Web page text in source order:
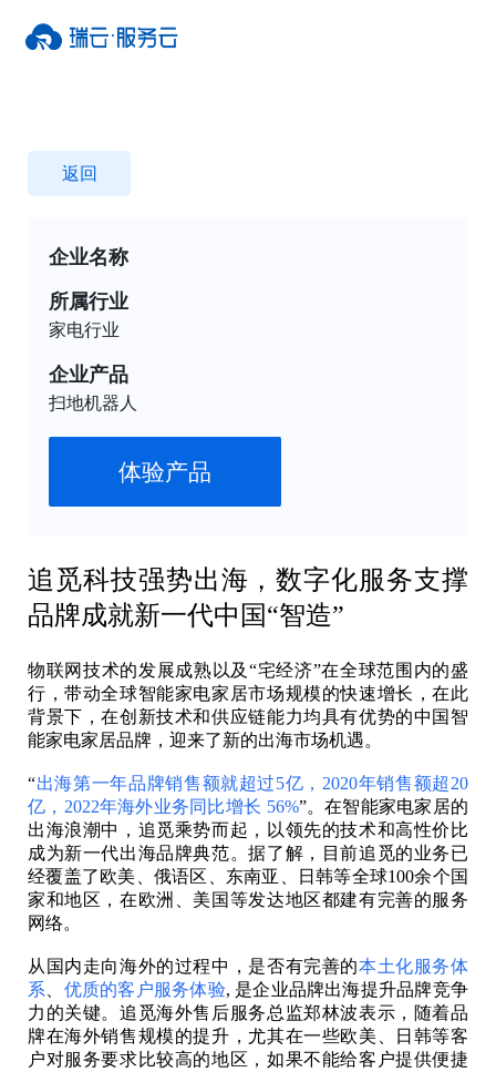
返回
企业名称
所属行业
家电行业
企业产品
扫地机器人
体验产品
追觅科技强势出海，数字化服务支撑
品牌成就新一代中国“智造”
物联网技术的发展成熟以及“宅经济”在全球范围内的盛
行，带动全球智能家电家居市场规模的快速增长，在此
背景下，在创新技术和供应链能力均具有优势的中国智
能家电家居品牌，迎来了新的出海市场机遇。
“出海第一年品牌销售额就超过5亿，2020年销售额超20
亿，2022年海外业务同比增长 56%”。在智能家电家居的
出海浪潮中，追觅乘势而起，以领先的技术和高性价比
成为新一代出海品牌典范。据了解，目前追觅的业务已
经覆盖了欧美、俄语区、东南亚、日韩等全球100余个国
家和地区，在欧洲、美国等发达地区都建有完善的服务
网络。
从国内走向海外的过程中，是否有完善的本土化服务体
系、 优质的客户服务体验, 是企业品牌出海提升品牌竞争
力的关键。追觅海外售后服务总监郑林波表示，随着品
牌在海外销售规模的提升，尤其在一些欧美、日韩等客
户对服务要求比较高的地区，如果不能给客户提供便捷